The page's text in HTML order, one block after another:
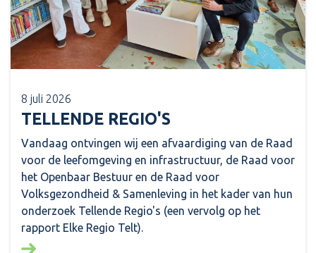
8 juli 2026
TELLENDE REGIO'S
Vandaag ontvingen wij een afvaardiging van de Raad
voor de leefomgeving en infrastructuur, de Raad voor
het Openbaar Bestuur en de Raad voor
Volksgezondheid & Samenleving in het kader van hun
onderzoek Tellende Regio's (een vervolg op het
rapport Elke Regio Telt).